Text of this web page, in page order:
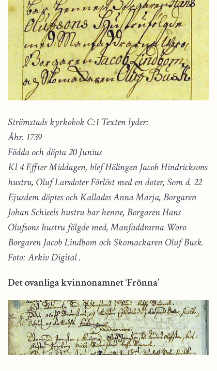
Strömstads kyrkobok C:1 Texten lyder:
Åhr. 1739
Födda och döpta 20 Junius
Kl 4 Effter Middagen, blef Hölingen Jacob Hindricksons
hustru, Oluf Larsdoter Förlöst med en doter, Som d. 22
Ejusdem döptes och Kallades Anna Marja, Borgaren
Johan Schieels hustru bar henne, Borgaren Hans
Olufsons hustru fölgde med, Manfaddrarna Woro
Borgaren Jacob Lindbom och Skomackaren Oluf Busk.
Foto: Arkiv Digital .
Det ovanliga kvinnonamnet ‘Frönna’